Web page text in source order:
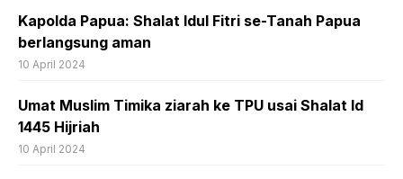
Kapolda Papua: Shalat Idul Fitri se-Tanah Papua
berlangsung aman
10 April 2024
Umat Muslim Timika ziarah ke TPU usai Shalat Id
1445 Hijriah
10 April 2024